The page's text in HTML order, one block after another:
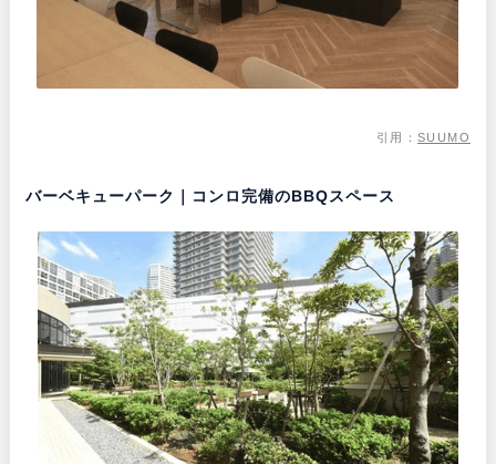
引用：SUUMO
バーベキューパーク｜コンロ完備のBBQスペース